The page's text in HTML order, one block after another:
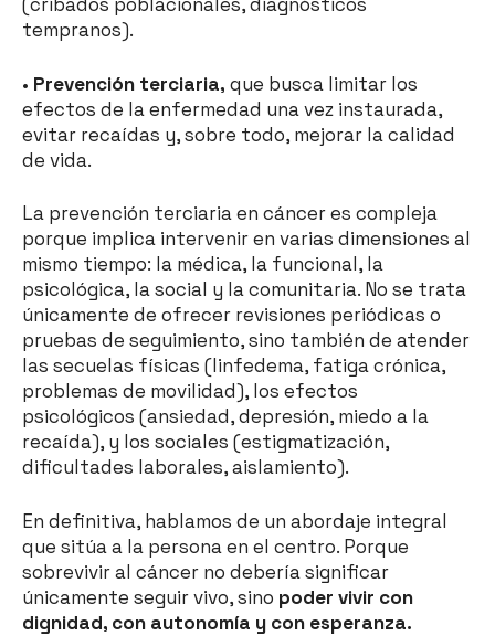
tempranos).
• Prevención terciaria, que busca limitar los
efectos de la enfermedad una vez instaurada,
evitar recaídas y, sobre todo, mejorar la calidad
de vida.
La prevención terciaria en cáncer es compleja
porque implica intervenir en varias dimensiones al
mismo tiempo: la médica, la funcional, la
psicológica, la social y la comunitaria. No se trata
únicamente de ofrecer revisiones periódicas o
pruebas de seguimiento, sino también de atender
las secuelas físicas (linfedema, fatiga crónica,
problemas de movilidad), los efectos
psicológicos (ansiedad, depresión, miedo a la
recaída), y los sociales (estigmatización,
dificultades laborales, aislamiento).
En definitiva, hablamos de un abordaje integral
que sitúa a la persona en el centro. Porque
sobrevivir al cáncer no debería significar
únicamente seguir vivo, sino poder vivir con
dignidad, con autonomía y con esperanza.